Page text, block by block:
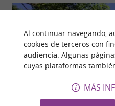
Al continuar navegando,
cookies de terceros con
audiencia. Algunas
cuyas plataformas
MÁS